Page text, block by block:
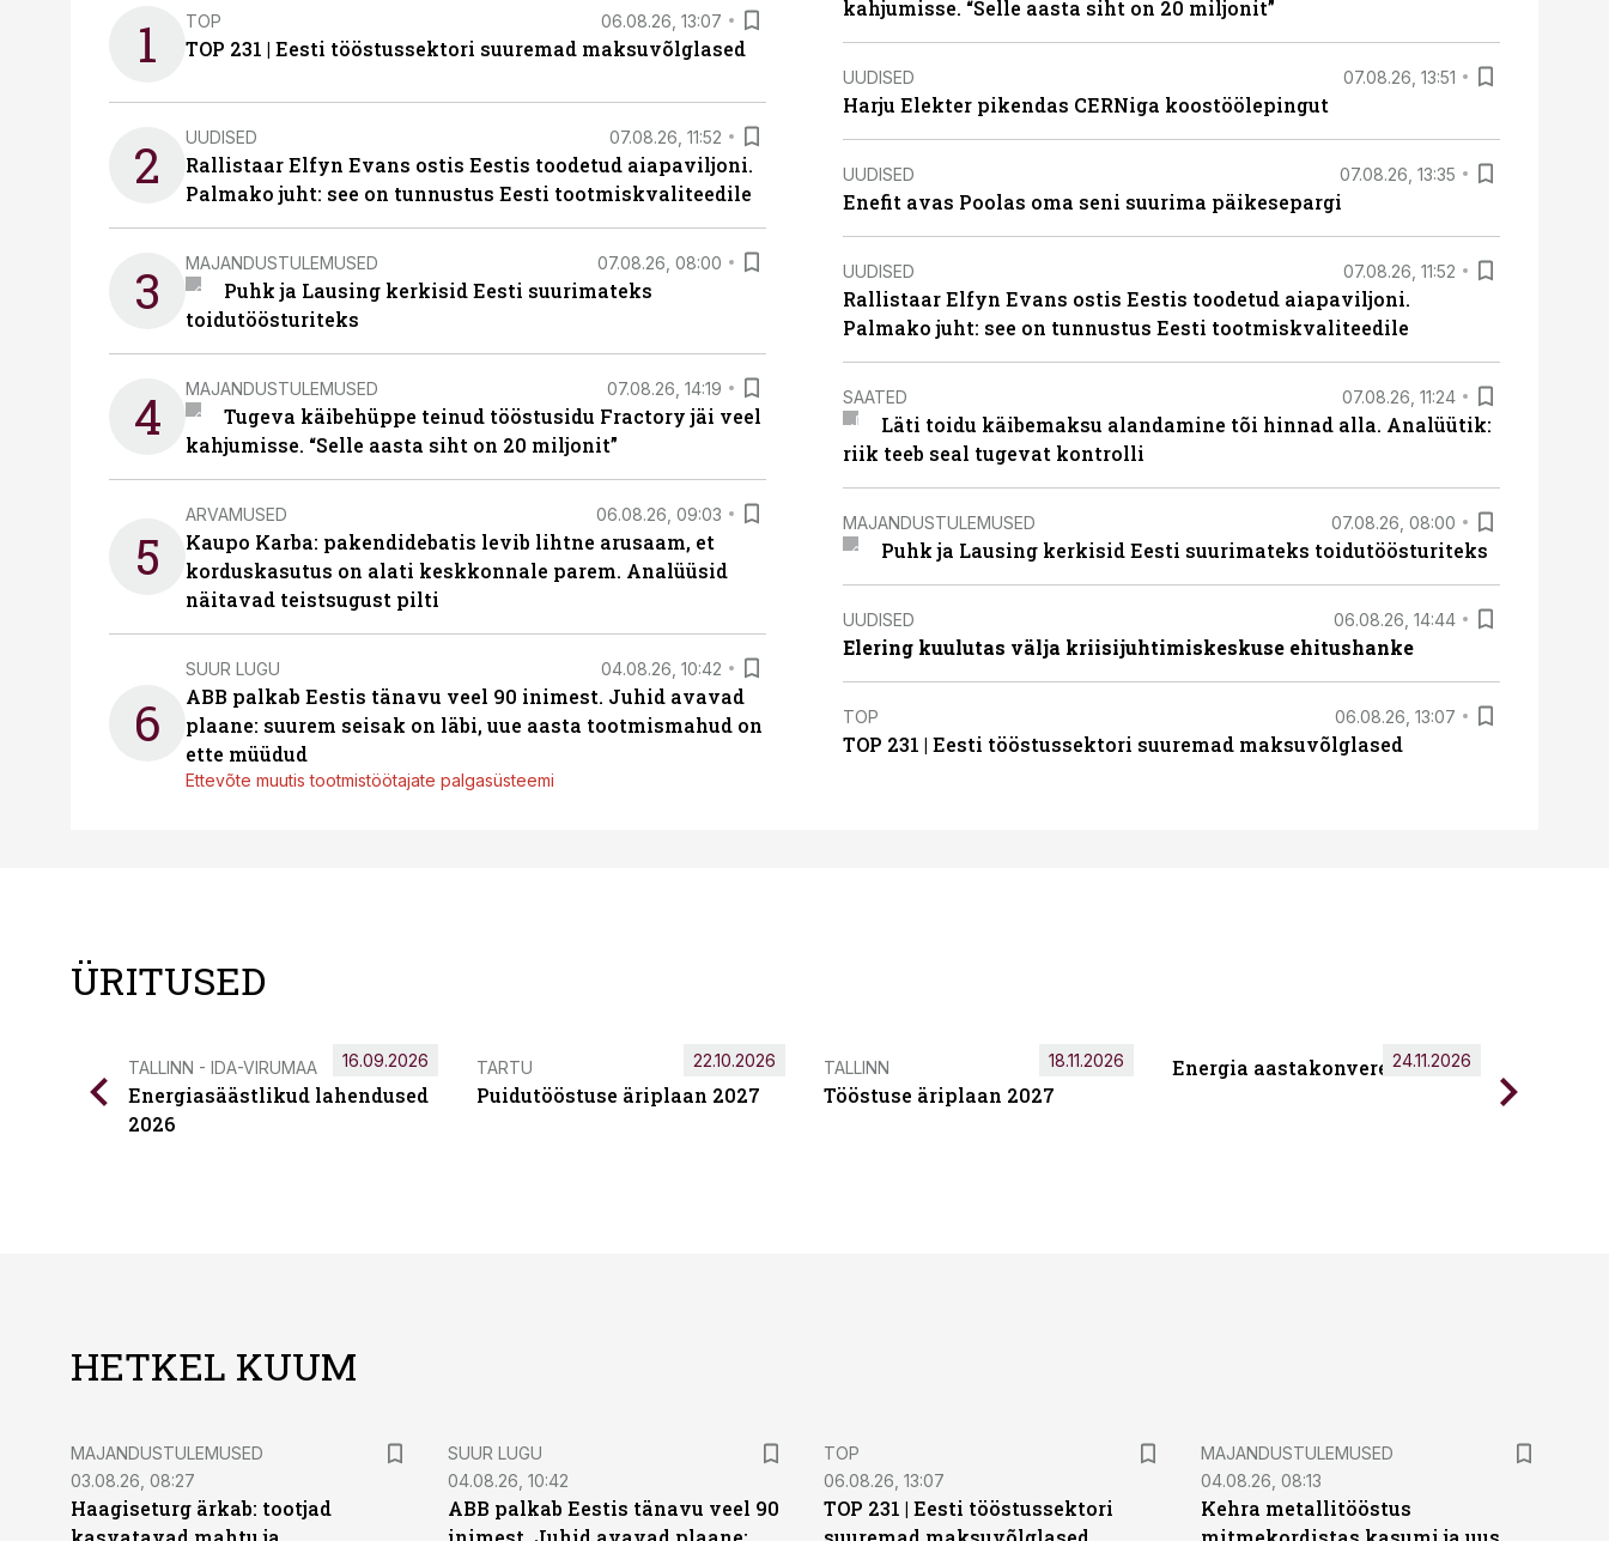
1 TOP 06.08.26, 13:07
TOP 231 | Eesti tööstussektori suuremad maksuvõlglased
2 UUDISED 07.08.26, 11:52
Rallistaar Elfyn Evans ostis Eestis toodetud aiapaviljoni.
Palmako juht: see on tunnustus Eesti tootmiskvaliteedile
3 MAJANDUSTULEMUSED 07.08.26, 08:00
Puhk ja Lausing kerkisid Eesti suurimateks
toidutöösturiteks
4 MAJANDUSTULEMUSED 07.08.26, 14:19
Tugeva käibehüppe teinud tööstusidu Fractory jäi veel
kahjumisse. “Selle aasta siht on 20 miljonit”
5
ARVAMUSED 06.08.26, 09:03
Kaupo Karba: pakendidebatis levib lihtne arusaam, et
korduskasutus on alati keskkonnale parem. Analüüsid
näitavad teistsugust pilti
6
SUUR LUGU 04.08.26, 10:42
ABB palkab Eestis tänavu veel 90 inimest. Juhid avavad
plaane: suurem seisak on läbi, uue aasta tootmismahud on
ette müüdud
Ettevõte muutis tootmistöötajate palgasüsteemi
kahjumisse. “Selle aasta siht on 20 miljonit”
UUDISED 07.08.26, 13:51
Harju Elekter pikendas CERNiga koostöölepingut
UUDISED 07.08.26, 13:35
Enefit avas Poolas oma seni suurima päikesepargi
UUDISED 07.08.26, 11:52
Rallistaar Elfyn Evans ostis Eestis toodetud aiapaviljoni.
Palmako juht: see on tunnustus Eesti tootmiskvaliteedile
SAATED 07.08.26, 11:24
Läti toidu käibemaksu alandamine tõi hinnad alla. Analüütik:
riik teeb seal tugevat kontrolli
MAJANDUSTULEMUSED 07.08.26, 08:00
Puhk ja Lausing kerkisid Eesti suurimateks toidutöösturiteks
UUDISED 06.08.26, 14:44
Elering kuulutas välja kriisijuhtimiskeskuse ehitushanke
TOP 06.08.26, 13:07
TOP 231 | Eesti tööstussektori suuremad maksuvõlglased
ÜRITUSED
TALLINN - IDA-VIRUMAA
Energiasäästlikud lahendused
2026
16.09.2026 TARTU
Puidutööstuse äriplaan 2027
22.10.2026 TALLINN
Tööstuse äriplaan 2027
18.11.2026 Energia aastakonverents 2026
24.11.2026
HETKEL KUUM
MAJANDUSTULEMUSED
03.08.26, 08:27
Haagiseturg ärkab: tootjad
SUUR LUGU
04.08.26, 10:42
ABB palkab Eestis tänavu veel 90
TOP
06.08.26, 13:07
TOP 231 | Eesti tööstussektori
MAJANDUSTULEMUSED
04.08.26, 08:13
Kehra metallitööstus